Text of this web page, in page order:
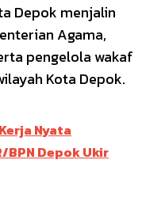
Depok menjalin
Agama,
pengelola wakaf
Kota Depok.
Nyata
BPN Depok Ukir